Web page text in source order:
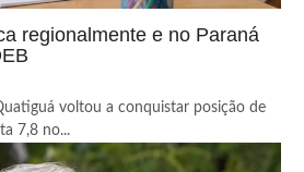
regionalmente e no Paraná
voltou a conquistar posição de
7,8 no...